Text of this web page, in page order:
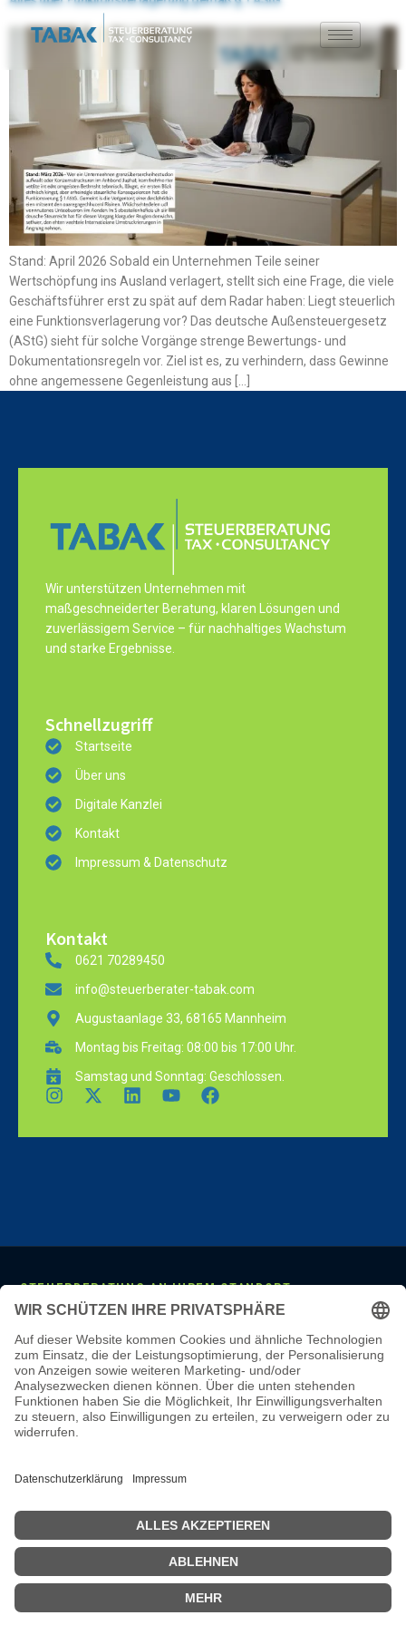
Stand: April 2026 Sobald ein Unternehmen Teile seiner
Wertschöpfung ins Ausland verlagert, stellt sich eine Frage, die viele
Geschäftsführer erst zu spät auf dem Radar haben: Liegt steuerlich
eine Funktionsverlagerung vor? Das deutsche Außensteuergesetz
(AStG) sieht für solche Vorgänge strenge Bewertungs- und
Dokumentationsregeln vor. Ziel ist es, zu verhindern, dass Gewinne
ohne angemessene Gegenleistung aus […]
Wir unterstützen Unternehmen mit
maßgeschneiderter Beratung, klaren Lösungen und
zuverlässigem Service – für nachhaltiges Wachstum
und starke Ergebnisse.
Schnellzugriff
Startseite
Über uns
Digitale Kanzlei
Kontakt
Impressum & Datenschutz
Kontakt
0621 70289450
info@steuerberater-tabak.com
Augustaanlage 33, 68165 Mannheim
Montag bis Freitag: 08:00 bis 17:00 Uhr.
Samstag und Sonntag: Geschlossen.
STEUERBERATUNG AN IHREM STANDORT
Mannheim· Ludwigshafen Heidelberg· Frankfurt
Darmstadt
· Wiesbaden ·Mainz·Stuttgart· Karlsruhe ·Freiburg·
München· Augsburg· Nürnberg·Regensburg· Köln
Aachen·Düsseldorf·Duisburg ·Essen· Dortmund·Münster
Bielefeld
Hannover ·Bremen·Hamburg · Kiel ·Berlin·
Leipzig ·Erfurt
LEISTUNGEN & WISSEN
Steuerberatung·Monatliche Buchhaltung·Lohnbuchhaltung·
Steuerberater-Kosten
Steuer-Glossar·Steuer-Wissen·Karriere·